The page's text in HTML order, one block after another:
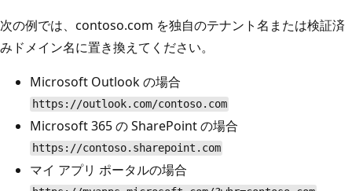
次の例では、contoso.com を独自のテナント名または検証済
みドメイン名に置き換えてください。
Microsoft Outlook の場合
https://outlook.com/contoso.com
Microsoft 365 の SharePoint の場合
https://contoso.sharepoint.com
マイ アプリ ポータルの場合